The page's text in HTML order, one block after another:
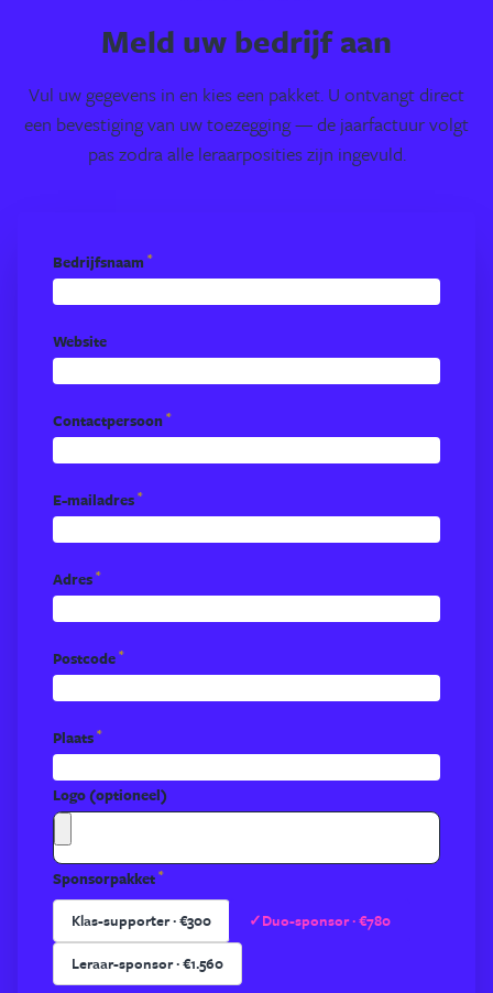
Meld uw bedrijf aan
Vul uw gegevens in en kies een pakket. U ontvangt direct
een bevestiging van uw toezegging — de jaarfactuur volgt
pas zodra alle leraarposities zijn ingevuld.
Bedrijfsnaam *
Website
Contactpersoon*
E-mailadres*
Adres*
Postcode*
Plaats*
Logo (optioneel)
Sponsorpakket*
Klas-supporter · €300 ✓Duo-sponsor · €780
Leraar-sponsor · €1.560